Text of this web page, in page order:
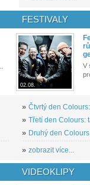
FESTIVALY
02.08.
V
» Čtvrtý den
» Třetí den Colours:
» Druhý den
» zobrazit více...
VIDEOKLIPY